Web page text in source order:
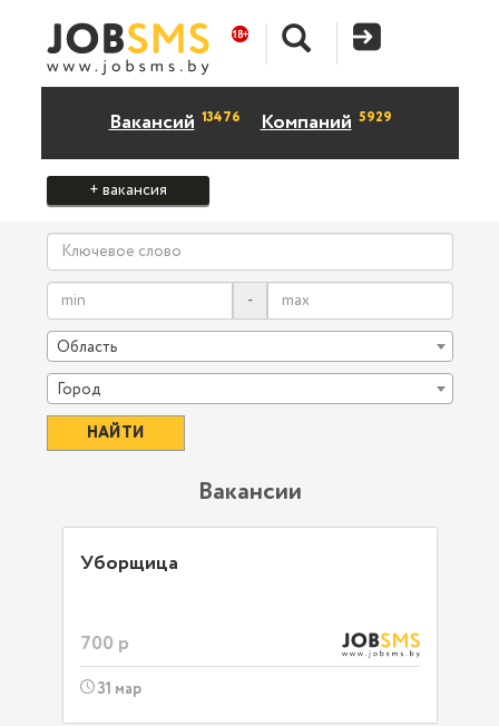
Вакансий 13476 Компаний 5929
+ вакансия
-
Область
Город
Вакансии
Уборщица
700 р
31 мар